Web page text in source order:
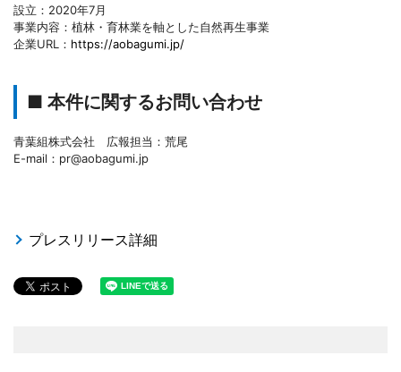
設立：2020年7月
事業内容：植林・育林業を軸とした自然再生事業
企業URL： https://aobagumi.jp/
■ 本件に関するお問い合わせ
青葉組株式会社 広報担当：荒尾
E-mail：pr@aobagumi.jp
プレスリリース詳細